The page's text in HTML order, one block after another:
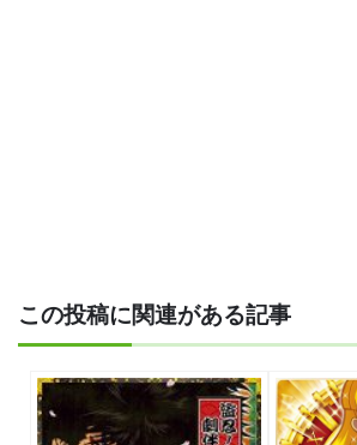
この投稿に関連がある記事